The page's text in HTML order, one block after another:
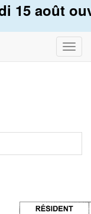
15 août
la